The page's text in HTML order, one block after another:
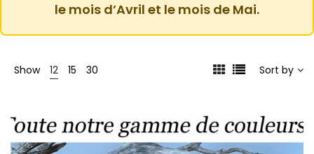
le mois d’Avril et le mois de Mai.
Show 12 15 30 Sort by